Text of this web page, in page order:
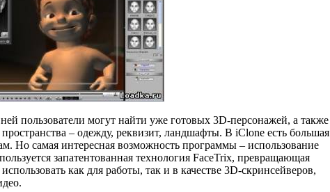
пользователи могут найти уже готовых 3D-персонажей, а также
– одежду, реквизит, ландшафты. В iClone есть большая
Но самая интересная возможность программы – использование
запатентованная технология FaceTrix, превращающая
как для работы, так и в качестве 3D-скринсейверов,